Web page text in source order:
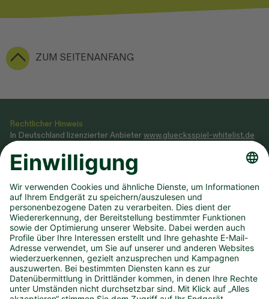
ZUM SEITENANFANG
Hilfreiche Links
Downloads
Newsletter
Annahmestelle finden
Spielsperre
Dauertipp kündigen
Rechtlicher Hinweis
In Deutschland lizenzierter Anbieterwww.gluecksspiel-whitelist.de
Veranstaltung von Glücksspielen gemäß Glücksspielstaatsvertrag
2021, dessen Ausführungsgesetz sowie Genehmigung, erteilt durch
Teilnahme ab 18 Jahren. Glücksspiel kann süchtig machen! Hilfe und
Beratung unter BIÖG 0800 1372700 (kostenlos) oderwww.check-
dein-spiel.de.